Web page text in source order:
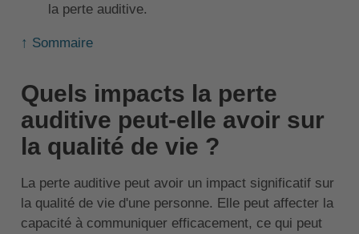
la perte auditive.
↑ Sommaire
Quels impacts la perte
auditive peut-elle avoir sur
la qualité de vie ?
La perte auditive peut avoir un impact significatif sur
la qualité de vie d'une personne. Elle peut affecter la
capacité à communiquer efficacement, ce qui peut